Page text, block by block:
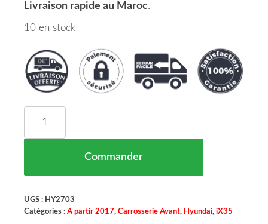
Livraison rapide au Maroc.
10 en stock
Commander
UGS : HY2703
Catégories : A partir 2017, Carrosserie Avant, Hyundai, iX35